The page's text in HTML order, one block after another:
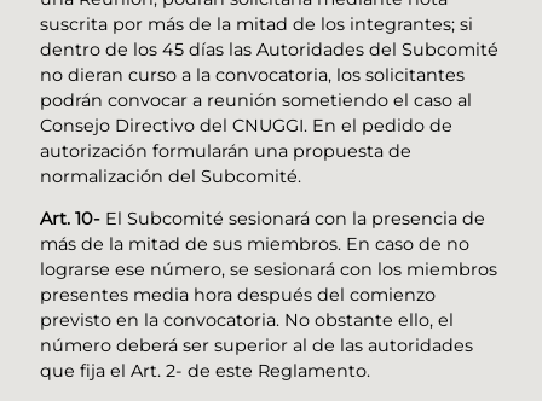
suscrita por más de la mitad de los integrantes; si
dentro de los 45 días las Autoridades del Subcomité
no dieran curso a la convocatoria, los solicitantes
podrán convocar a reunión sometiendo el caso al
Consejo Directivo del CNUGGI. En el pedido de
autorización formularán una propuesta de
normalización del Subcomité.
Art. 10- El Subcomité sesionará con la presencia de
más de la mitad de sus miembros. En caso de no
lograrse ese número, se sesionará con los miembros
presentes media hora después del comienzo
previsto en la convocatoria. No obstante ello, el
número deberá ser superior al de las autoridades
que fija el Art. 2- de este Reglamento.